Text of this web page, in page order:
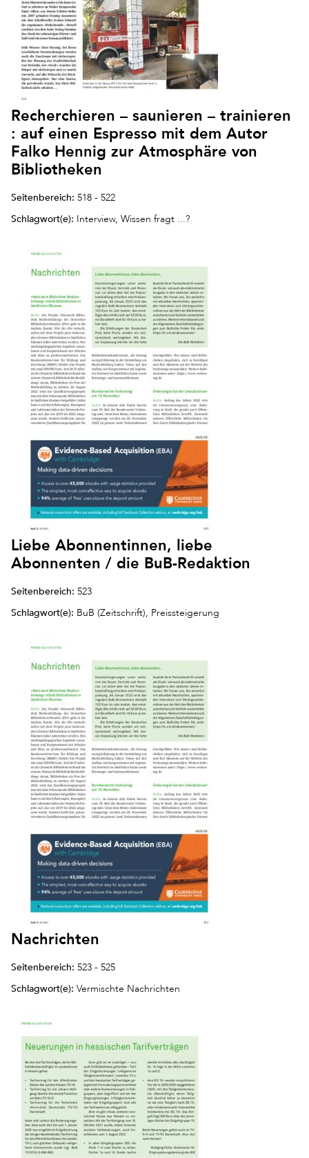
Recherchieren – saunieren – trainieren
: auf einen Espresso mit dem Autor
Falko Hennig zur Atmosphäre von
Bibliotheken
Seitenbereich: 518 - 522
Schlagwort(e): Interview, Wissen fragt ...?
Liebe Abonnentinnen, liebe
Abonnenten / die BuB-Redaktion
Seitenbereich: 523
Schlagwort(e): BuB (Zeitschrift), Preissteigerung
Nachrichten
Seitenbereich: 523 - 525
Schlagwort(e): Vermischte Nachrichten